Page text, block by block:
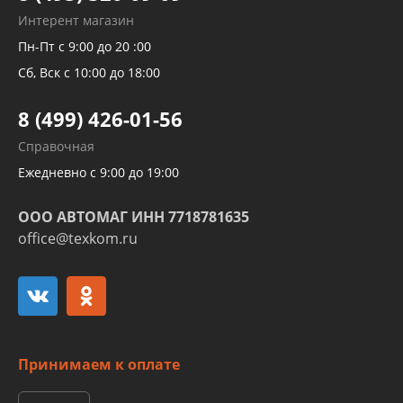
Рукавов гидроусилителей
Рукавов компрессоров и турбин
Трубок кондиционеров
Развертка пайка медных стальных
алюминиевых трубок и штуцеров
Интерент магазин
Пн-Пт с 9:00 до 20 :00
Сб, Вск с 10:00 до 18:00
8 (499) 426-01-56
Справочная
Ежедневно с 9:00 до 19:00
ООО АВТОМАГ ИНН 7718781635
office@texkom.ru
Принимаем к оплате